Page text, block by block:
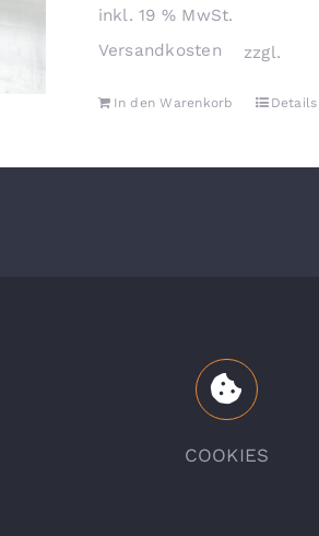
inkl. 19 % MwSt.
zzgl.
Versandkosten
In den Warenkorb Details
COOKIES